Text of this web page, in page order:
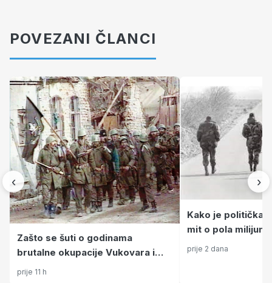
POVEZANI ČLANCI
‹
Zašto se šuti o godinama
brutalne okupacije Vukovara i
Knina?
prije 11 h
Kako je politička
mit o pola
prije 2 dana
›